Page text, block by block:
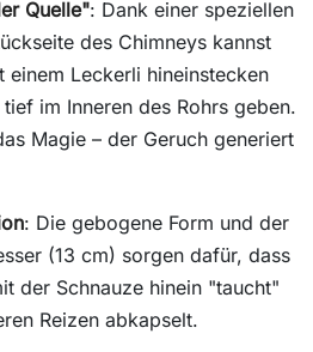
Quelle": Dank einer speziellen
des Chimneys kannst
einem Leckerli hineinstecken
im Inneren des Rohrs geben.
Magie – der Geruch generiert
: Die gebogene Form und der
(13 cm) sorgen dafür, dass
der Schnauze hinein "taucht"
Reizen abkapselt.